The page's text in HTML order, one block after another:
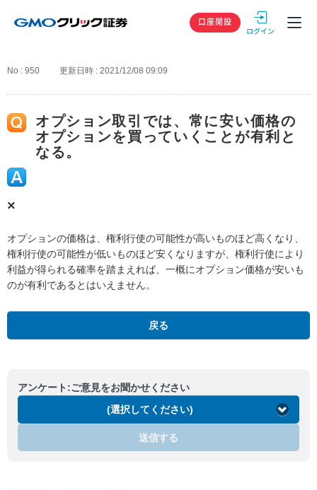
GMOクリック
口座開設
No : 950 更新日時 : 2021/12/08 09:09
オプション取引では、常に安い価格の
オプションを買っていくことが有利と
なる。
×
オプションの価格は、権利行使の可能性が高いものほど高くなり、
権利行使の可能性が低いものほど安くなりますが、権利行使により
利益が得られる確率を踏まえれば、一概にオプション価格が安いも
のが有利であるとはいえません。
戻る
アンケート:ご意見をお聞かせください
(選択してください)
送信する